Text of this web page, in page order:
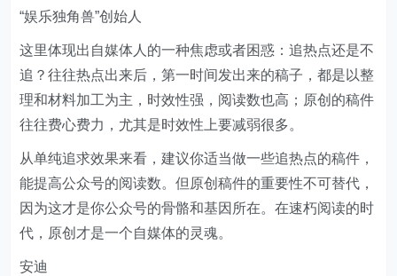
“娱乐独角兽”创始人
这里体现出自媒体人的一种焦虑或者困惑：追热点还是不
追？往往热点出来后，第一时间发出来的稿子，都是以整
理和材料加工为主，时效性强，阅读数也高；原创的稿件
往往费心费力，尤其是时效性上要减弱很多。
从单纯追求效果来看，建议你适当做一些追热点的稿件，
能提高公众号的阅读数。但原创稿件的重要性不可替代，
因为这才是你公众号的骨骼和基因所在。在速朽阅读的时
代，原创才是一个自媒体的灵魂。
安迪